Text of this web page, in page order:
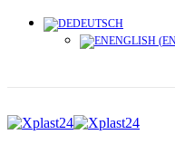
DEUTSCH
ENGLISH (